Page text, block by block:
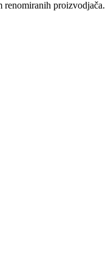
renomiranih proizvodjača.